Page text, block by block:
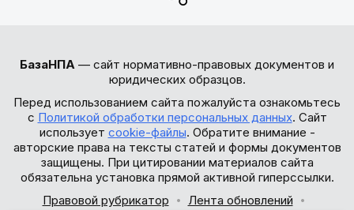
БазаНПА — сайт нормативно-правовых документов и
юридических образцов.
Перед использованием сайта пожалуйста ознакомьтесь
с Политикой обработки персональных данных. Сайт
использует cookie-файлы. Обратите внимание -
авторские права на тексты статей и формы документов
защищены. При цитировании материалов сайта
обязательна установка прямой активной гиперссылки.
Правовой рубрикатор
Лента обновлений